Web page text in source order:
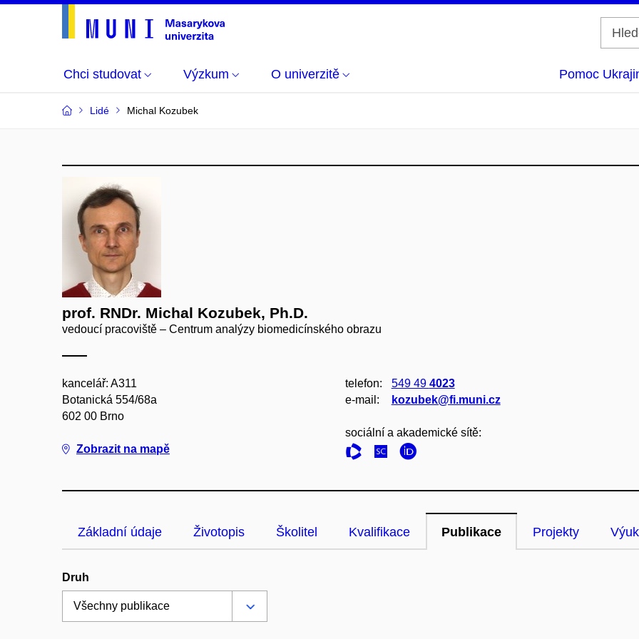
Chci studovat Výzkum O univerzitě Pomoc
Lidé Michal Kozubek
prof. RNDr. Michal Kozubek, Ph.D.
vedoucí pracoviště – Centrum analýzy biomedicínského obrazu
kancelář: A311
Botanická 554/68a
602 00 Brno
Zobrazit na mapě
telefon: 549 49 4023
e‑mail:
kozubek@fi.muni.cz
sociální a akademické sítě:
Základní údaje Životopis Školitel Kvalifikace Publikace Projekty
Druh